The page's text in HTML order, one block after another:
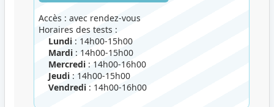
Accès : avec rendez-vous
Horaires des tests :
Lundi : 14h00-15h00
Mardi : 14h00-15h00
Mercredi : 14h00-16h00
Jeudi : 14h00-15h00
Vendredi : 14h00-16h00